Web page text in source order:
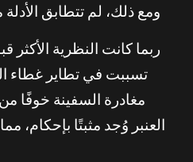
ومع ذلك، لم تتطابق
ربما كانت النظرية الأكثر
تسببت في تطاير غطاء
مغادرة السفينة خوفًا
العنبر وُجد مثبتًا بإحكام،